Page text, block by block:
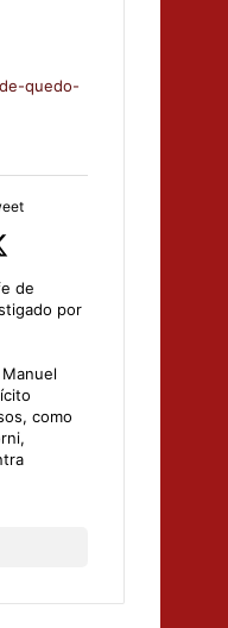
quedo-
de
por
como